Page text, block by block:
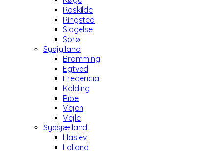
Roskilde
Ringsted
Slagelse
Sorø
Sydjylland
Bramming
Egtved
Fredericia
Kolding
Ribe
Vejen
Vejle
Sydsjælland
Haslev
Lolland